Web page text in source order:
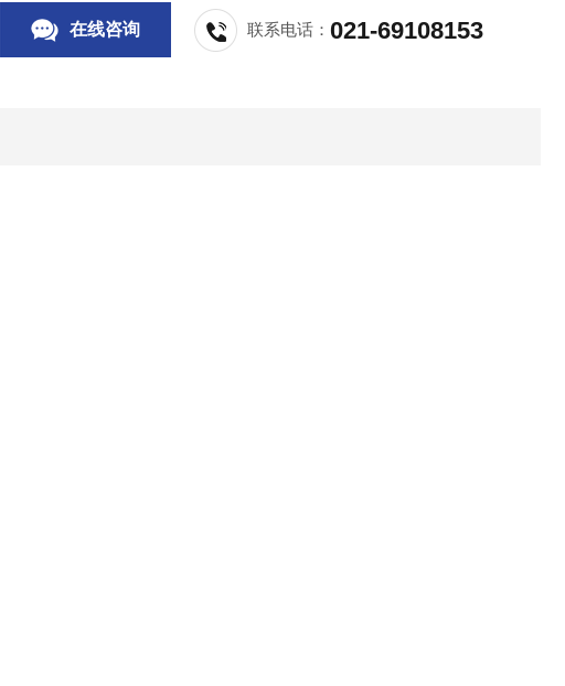
在线咨询 联系电话：021-69108153